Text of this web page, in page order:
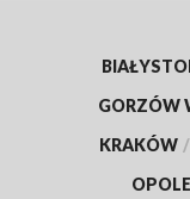
GORZÓW
KRAKÓW /
OPOLE